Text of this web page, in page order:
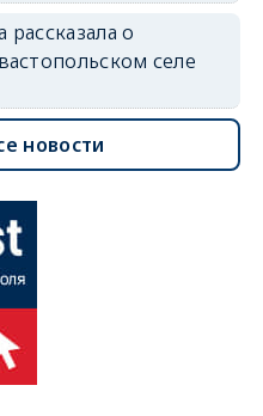
о
селе
новости